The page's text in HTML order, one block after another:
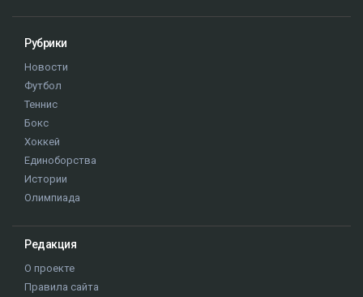
Рубрики
Новости
Футбол
Теннис
Бокс
Хоккей
Единоборства
Истории
Олимпиада
Редакция
О проекте
Правила сайта